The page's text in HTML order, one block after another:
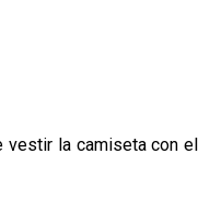
vestir la camiseta con el